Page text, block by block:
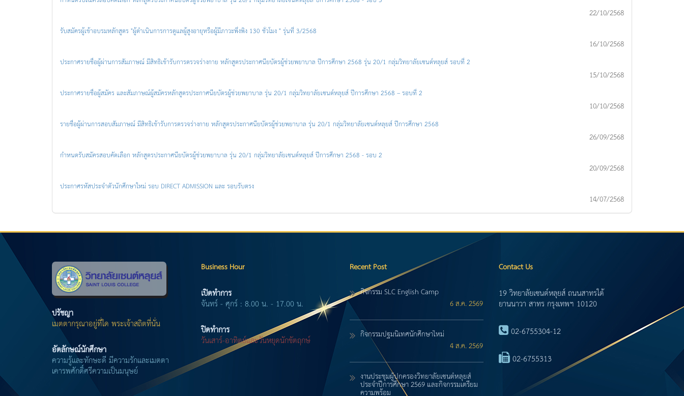
22/10/2568
รับสมัครผู้เข้าอบรมหลักสูตร "ผู้ดำเนินการการดูแลผู้สูงอายุหรือผู้มีภาวะพึ่งพิง 130 ชั่วโมง " รุ่นที่ 3/2568
16/10/2568
ประกาศรายชื่อผู้ผ่านการสัมภาษณ์ มีสิทธิเข้ารับการตรวจร่างกาย หลักสูตรประกาศนียบัตรผู้ช่วยพยาบาล ปีการศึกษา 2568 รุ่น 20/1 กลุ่มวิทยาลัยเซนต์หลุยส์ รอบที่ 2
15/10/2568
ประกาศรายชื่อผู้สมัคร และสัมภาษณ์ผู้สมัครหลักสูตรประกาศนียบัตรผู้ช่วยพยาบาล รุ่น 20/1 กลุ่มวิทยาลัยเซนต์หลุยส์ ปีการศึกษา 2568 – รอบที่ 2
10/10/2568
รายชื่อผู้ผ่านการสอบสัมภาษณ์ มีสิทธิเข้ารับการตรวจร่างกาย หลักสูตรประกาศนียบัตรผู้ช่วยพยาบาล รุ่น 20/1 กลุ่มวิทยาลัยเซนต์หลุยส์ ปีการศึกษา 2568
26/09/2568
กำหนดรับสมัครสอบคัดเลือก หลักสูตรประกาศนียบัตรผู้ช่วยพยาบาล รุ่น 20/1 กลุ่มวิทยาลัยเซนต์หลุยส์ ปีการศึกษา 2568 - รอบ 2
20/09/2568
ประกาศรหัสประจำตัวนักศึกษาใหม่ รอบ DIRECT ADMISSION และ รอบรับตรง
14/07/2568
ปรัชญา
เมตตากรุณาอยู่ที่ใด พระเจ้าสถิตที่นั่น
อัตลักษณ์นักศึกษา
ความรู้และทักษะดี มีความรักและเมตตา
เคารพศักดิ์ศรีความเป็นมนุษย์
Business Hour
เปิดทำการ
จันทร์ - ศุกร์ : 8.00 น. - 17.00 น.
ปิดทำการ
วันเสาร์-อาทิตย์และวันหยุดนักขัตฤกษ์
Recent Post
กิจกรรม SLC English Camp
6 ส.ค. 2569
กิจกรรมปฐมนิเทศนักศึกษาใหม่
4 ส.ค. 2569
งานประชุมผู้ปกครองวิทยาลัยเซนต์หลุยส์
ประจำปีการศึกษา 2569 และกิจกรรมเตรียม
ความพร้อม
Contact Us
19 วิทยาลัยเซนต์หลุยส์ ถนนสาทรใต้
ยานนาวา สาทร กรุงเทพฯ 10120
02-6755304-12
02-6755313